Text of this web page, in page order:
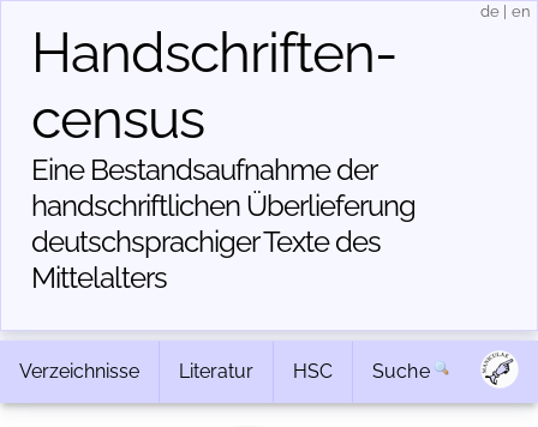
Handschriften­
census
Eine Bestandsaufnahme der
handschriftlichen Über­lieferung
deutschsprachiger Texte des
Mittelalters
de en
Verzeichnisse Literatur HSC Suche